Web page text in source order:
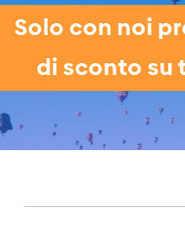
Solo con noi
di sconto su